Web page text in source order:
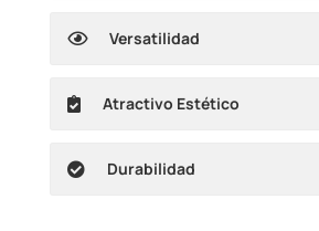
Versatilidad
Atractivo Estético
Durabilidad